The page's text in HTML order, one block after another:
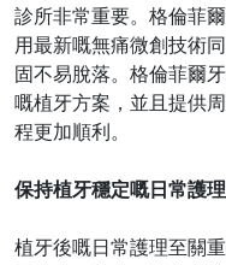
診所非常重要。格倫菲
用最新嘅無痛微創技術同
固不易脫落。格倫菲爾
嘅植牙方案，並且提供周
程更加順利。
保持植牙穩定嘅日常護
植牙後嘅日常護理至關